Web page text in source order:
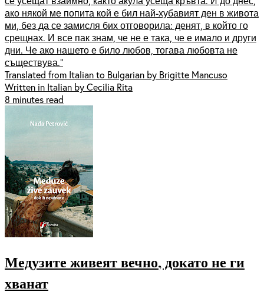
ако някой ме попита кой е бил най-хубавият ден в живота
ми, без да се замисля бих отговорила: денят, в който го
срещнах. И все пак знам, че не е така, че е имало и други
дни. Че ако нашето е било любов, тогава любовта не
съществува.“
Translated from Italian to Bulgarian by Brigitte Mancuso
Written in Italian by Cecilia Rita
8 minutes read
Медузите живеят вечно, докато не ги
хванат